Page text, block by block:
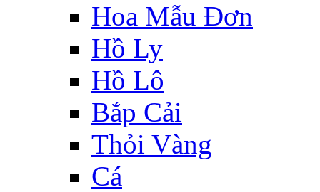
Hoa Mẫu Đơn
Hồ Ly
Hồ Lô
Bắp Cải
Thỏi Vàng
Cá